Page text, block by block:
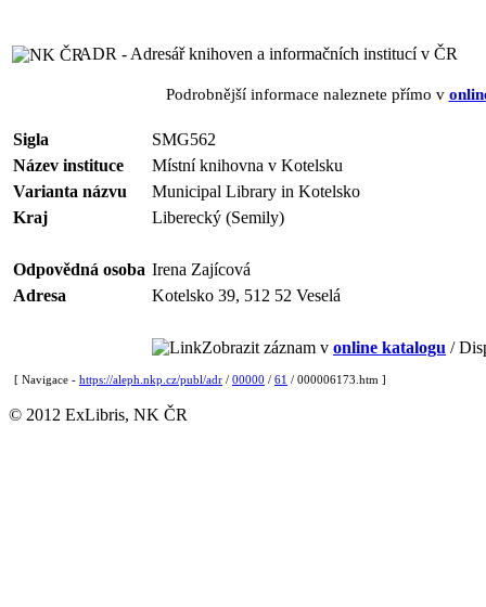
ADR - Adresář knihoven a informačních institucí v ČR
Podrobnější informace naleznete přímo v
Sigla
SMG562
Název instituce
Místní knihovna v Kotelsku
Varianta názvu
Municipal Library in Kotelsko
Kraj
Liberecký (Semily)
Odpovědná osoba Irena Zajícová
Adresa
Kotelsko 39, 512 52 Veselá
Zobrazit záznam v online katalogu /
[ Navigace - https://aleph.nkp.cz/publ/adr / 00000 / 61 / 000006173.htm ]
© 2012 ExLibris, NK ČR